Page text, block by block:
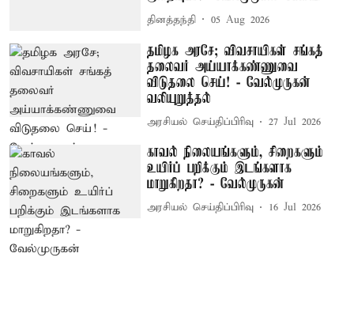
தினத்தந்தி 05 Aug 2026
தமிழக அரசே; விவசாயிகள் சங்கத்
தலைவர் அய்யாக்கண்ணுவை
விடுதலை செய்! - வேல்முருகன்
வலியுறுத்தல்
அரசியல் செய்திப்பிரிவு 27 Jul 2026
காவல் நிலையங்களும், சிறைகளும்
உயிர்ப் பறிக்கும் இடங்களாக
மாறுகிறதா? - வேல்முருகன்
அரசியல் செய்திப்பிரிவு 16 Jul 2026